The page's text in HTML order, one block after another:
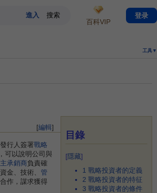
工具▼
目錄
[隱藏]
1 戰略投資者的定義
2 戰略投資者的特征
3 戰略投資者的條件
[編輯]
行人簽署戰略
可以說明公司與
主承銷商負責確
金、技術、 管
合作，謀求獲得
百科VIP
登录